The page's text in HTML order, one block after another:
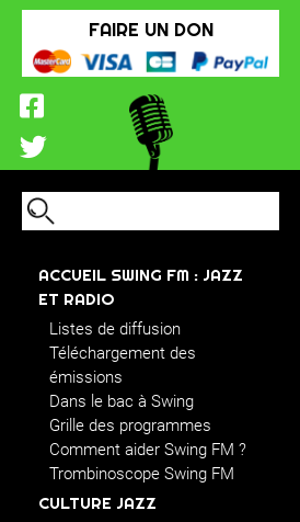
FAIRE UN DON
ACCUEIL SWING FM : JAZZ
ET RADIO
Listes de diffusion
Téléchargement des
émissions
Dans le bac à Swing
Grille des programmes
Comment aider Swing FM ?
Trombinoscope Swing FM
CULTURE JAZZ